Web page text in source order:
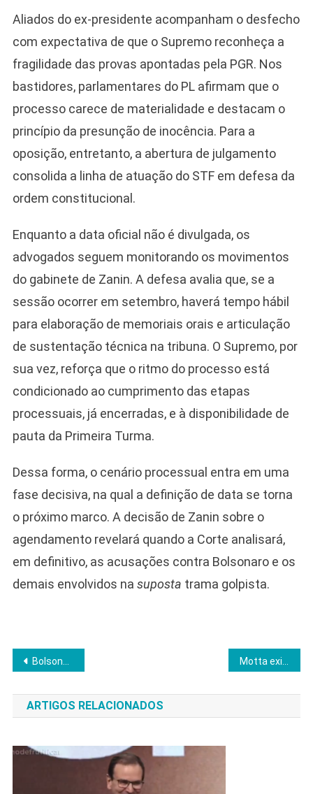
Aliados do ex-presidente acompanham o desfecho
com expectativa de que o Supremo reconheça a
fragilidade das provas apontadas pela PGR. Nos
bastidores, parlamentares do PL afirmam que o
processo carece de materialidade e destacam o
princípio da presunção de inocência. Para a
oposição, entretanto, a abertura de julgamento
consolida a linha de atuação do STF em defesa da
ordem constitucional.
Enquanto a data oficial não é divulgada, os
advogados seguem monitorando os movimentos
do gabinete de Zanin. A defesa avalia que, se a
sessão ocorrer em setembro, haverá tempo hábil
para elaboração de memoriais orais e articulação
de sustentação técnica na tribuna. O Supremo, por
sua vez, reforça que o ritmo do processo está
condicionado ao cumprimento das etapas
processuais, já encerradas, e à disponibilidade de
pauta da Primeira Turma.
Dessa forma, o cenário processual entra em uma
fase decisiva, na qual a definição de data se torna
o próximo marco. A decisão de Zanin sobre o
agendamento revelará quando a Corte analisará,
em definitivo, as acusações contra Bolsonaro e os
demais envolvidos na suposta trama golpista.
Navegação
de
Post
Bolsonaro quer receber Hugo Motta durante prisão domiciliar, afirma Zucco Motta exige e Corregedoria acelera punição a deputados que ocuparam plenário
ARTIGOS RELACIONADOS